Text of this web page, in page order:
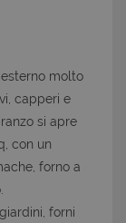
molto
capperi e
si apre
con un
forno a
forni